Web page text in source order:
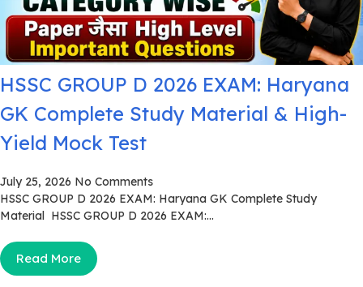
HSSC GROUP D 2026 EXAM: Haryana
GK Complete Study Material & High-
Yield Mock Test
July 25, 2026 No Comments
HSSC GROUP D 2026 EXAM: Haryana GK Complete Study
Material HSSC GROUP D 2026 EXAM:...
Read More